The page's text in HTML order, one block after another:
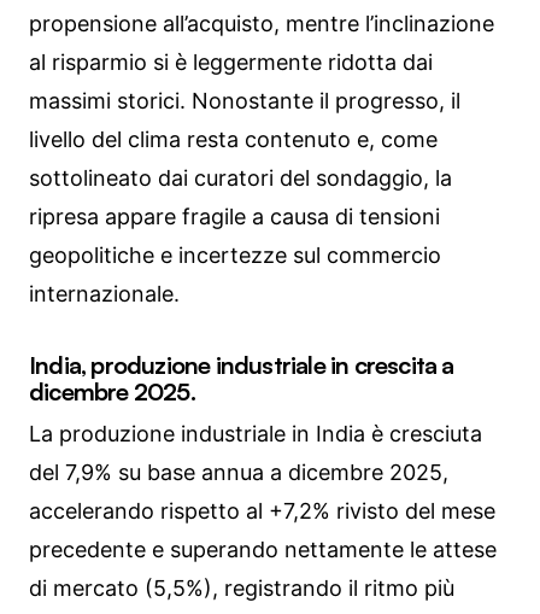
propensione all’acquisto, mentre l’inclinazione
al risparmio si è leggermente ridotta dai
massimi storici. Nonostante il progresso, il
livello del clima resta contenuto e, come
sottolineato dai curatori del sondaggio, la
ripresa appare fragile a causa di tensioni
geopolitiche e incertezze sul commercio
internazionale.
India, produzione industriale in crescita a
dicembre 2025.
La produzione industriale in India è cresciuta
del 7,9% su base annua a dicembre 2025,
accelerando rispetto al +7,2% rivisto del mese
precedente e superando nettamente le attese
di mercato (5,5%), registrando il ritmo più